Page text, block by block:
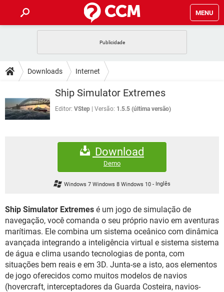
MENU
CELULAR
EXCEL
INSTAGRAM GMAIL
DICAS
JOGOS
CELULAR
OUTLOOK
JOGOS WHATSAPP
EXCEL
GMAIL
FÓRUM
FACEBOOK
EXCEL
GMAIL
WHATSAPP
INSTAGRAM GMAIL
GUIA DE COMPRAS
Downloads Internet
Ship Simulator Extremes
Editor: VStep Versão: 1.5.5 (última versão)
Download
Demo
Windows 7 Windows 8 Windows 10 - Inglês
Ship Simulator Extremes é um jogo de simulação de
navegação, você comanda o seu próprio navio em aventuras
marítimas. Ele combina um sistema oceânico com dinâmica
avançada integrando a inteligência virtual e sistema sistema
de água e clima usando tecnologias de ponta, com
situações bem reais e em 3D. Junta-se a isto, aos elementos
de jogo oferecidos como muitos modelos de navios
(hovercraft, interceptadores da Guarda Costeira, navios-